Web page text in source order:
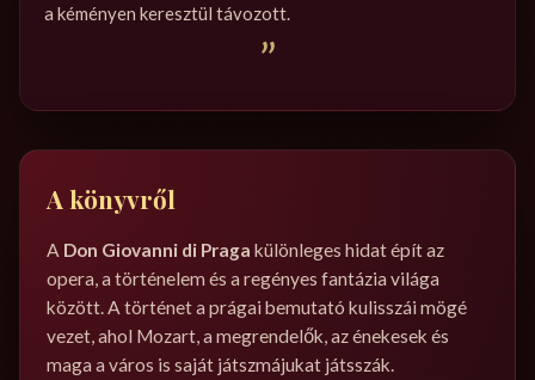
a kéményen keresztül távozott.
”
A könyvről
A Don Giovanni di Praga különleges hidat épít az
opera, a történelem és a regényes fantázia világa
között. A történet a prágai bemutató kulisszái mögé
vezet, ahol Mozart, a megrendelők, az énekesek és
maga a város is saját játszmájukat játsszák.